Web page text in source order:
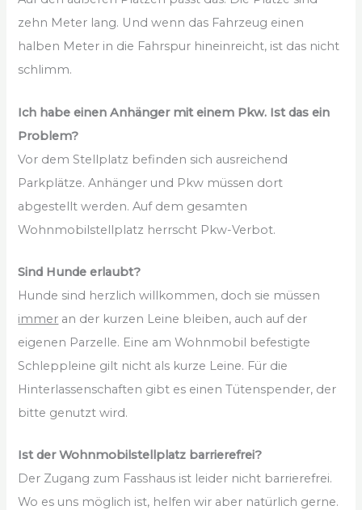
zehn Meter lang. Und wenn das Fahrzeug einen
halben Meter in die Fahrspur hineinreicht, ist das nicht
schlimm.
Ich habe einen Anhänger mit einem Pkw. Ist das ein
Problem?
Vor dem Stellplatz befinden sich ausreichend
Parkplätze. Anhänger und Pkw müssen dort
abgestellt werden. Auf dem gesamten
Wohnmobilstellplatz herrscht Pkw-Verbot.
Sind Hunde erlaubt?
Hunde sind herzlich willkommen, doch sie müssen
immer an der kurzen Leine bleiben, auch auf der
eigenen Parzelle. Eine am Wohnmobil befestigte
Schleppleine gilt nicht als kurze Leine. Für die
Hinterlassenschaften gibt es einen Tütenspender, der
bitte genutzt wird.
Ist der Wohnmobilstellplatz barrierefrei?
Der Zugang zum Fasshaus ist leider nicht barrierefrei.
Wo es uns möglich ist, helfen wir aber natürlich gerne.